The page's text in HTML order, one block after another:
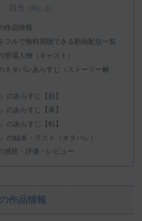
目次
作品情報
フルで無料視聴できる動画配信一覧
登場人物（キャスト）
ネタバレあらすじ（ストーリー解
のあらすじ【起】
のあらすじ【承】
のあらすじ【転】
の結末・ラスト（ネタバレ）
感想・評価・レビュー
作品情報